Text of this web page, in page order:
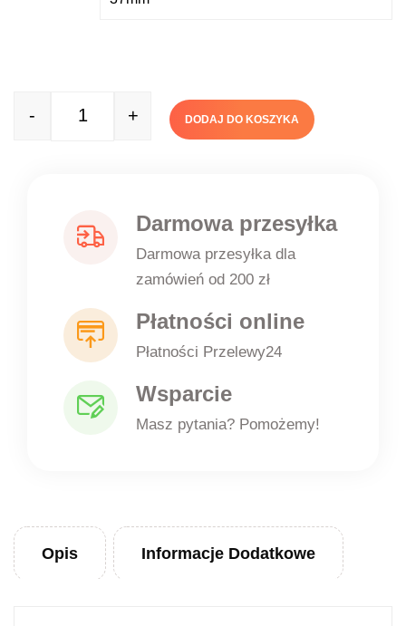
Quantity
- + DODAJ DO KOSZYKA
Darmowa przesyłka
Darmowa przesyłka dla
zamówień od 200 zł
Płatności online
Płatności Przelewy24
Wsparcie
Masz pytania? Pomożemy!
Opis Informacje Dodatkowe